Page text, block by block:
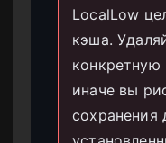
LocalLow
кэша.
конкретную
иначе вы
сохранения